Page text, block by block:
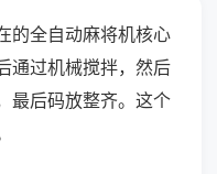
的全自动麻将机核心
通过机械搅拌，然后
最后码放整齐。这个